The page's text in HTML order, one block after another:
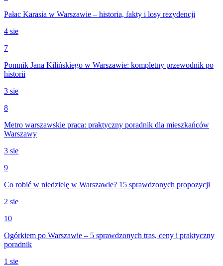
Pałac Karasia w Warszawie – historia, fakty i losy rezydencji
4 sie
7
Pomnik Jana Kilińskiego w Warszawie: kompletny przewodnik po
historii
3 sie
8
Metro warszawskie praca: praktyczny poradnik dla mieszkańców
Warszawy
3 sie
9
Co robić w niedzielę w Warszawie? 15 sprawdzonych propozycji
2 sie
10
Ogórkiem po Warszawie – 5 sprawdzonych tras, ceny i praktyczny
poradnik
1 sie